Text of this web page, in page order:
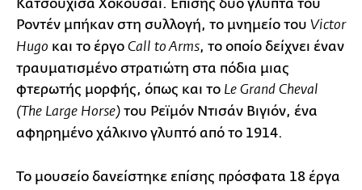
Κατσουχίσα Χοκουσάι. Επίσης δυο γλυπτά του
Ροντέν μπήκαν στη συλλογή, το μνημείο του Victor
Hugo και το έργο Call to Arms, το οποίο δείχνει έναν
τραυματισμένο στρατιώτη στα πόδια μιας
φτερωτής μορφής, όπως και το Le Grand Cheval
(The Large Horse) του Ρεϊμόν Ντισάν Βιγιόν, ένα
αφηρημένο χάλκινο γλυπτό από το 1914.
Το μουσείο δανείστηκε επίσης πρόσφατα 18 έργα